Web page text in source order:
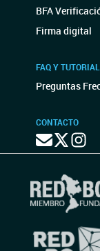
BFA
Firma digital
FAQ Y
Preguntas
CONTACTO